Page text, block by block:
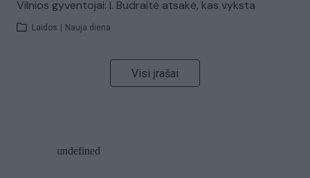
Vilnios gyventojai: I. Budraitė atsakė, kas vyksta
Laidos Nauja diena
Visi įrašai